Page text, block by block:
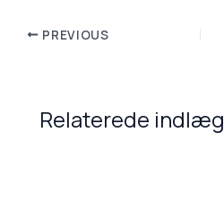
PREVIOUS
Relaterede indlæg